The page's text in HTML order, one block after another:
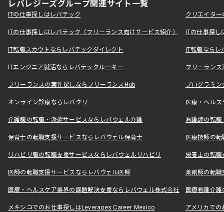
レバレジーズグループ関連サイト一覧
ITの仕事探しはレバテック クリエイタ
ITの仕事探しはレバテック（フリーランス向けサービス紹介） ITの仕事探
IT転職スカウトならレバテックダイレクト IT転職なら
ITエンジニア就活ならレバテックルーキー フリーラン
フリーランスの案件探しならフリーランスHub プログラミ
オンライン診療ならレバクリ 医療・ヘル
介護職の転職・派遣サービスならレバウェル介護 看護師の転
保育士の転職支援サービスならレバウェル保育士 医療技師の
リハビリ職の転職支援サービスならレバウェルリハビリ 栄養士の転
医師の転職支援サービスならレバウェル医師 薬剤師の転
医療・ヘルスケア業界の課題解決支援ならレバウェル株式会社 医療看護介
メキシコでのお仕事探しはLeverages Career Mexico アメリカで